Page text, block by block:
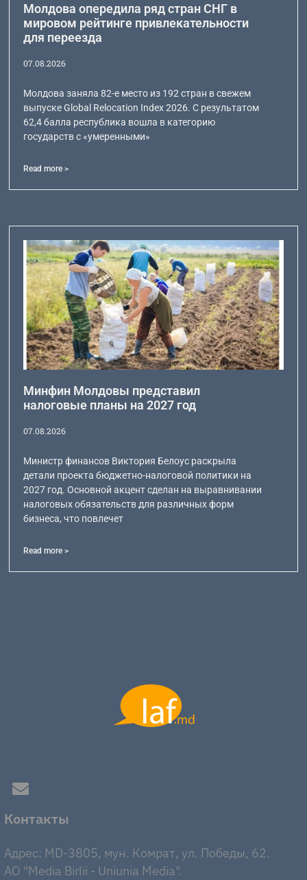
Молдова опередила ряд стран СНГ в
мировом рейтинге привлекательности
для переезда
07.08.2026
Молдова заняла 82-е место из 192 стран в свежем
выпуске Global Relocation Index 2026. С результатом
62,4 балла республика вошла в категорию
государств с «умеренными»
Read more >
Минфин Молдовы представил
налоговые планы на 2027 год
07.08.2026
Министр финансов Виктория Белоус раскрыла
детали проекта бюджетно-налоговой политики на
2027 год. Основной акцент сделан на выравнивании
налоговых обязательств для различных форм
бизнеса, что повлечет
Read more >
Контакты
Адрес: MD-3805, мун. Комрат, ул. Победы, 62.
AO "Media Birlii - Uniunia Media".